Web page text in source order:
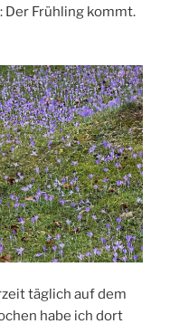
Der Frühling kommt.
täglich auf dem
habe ich dort